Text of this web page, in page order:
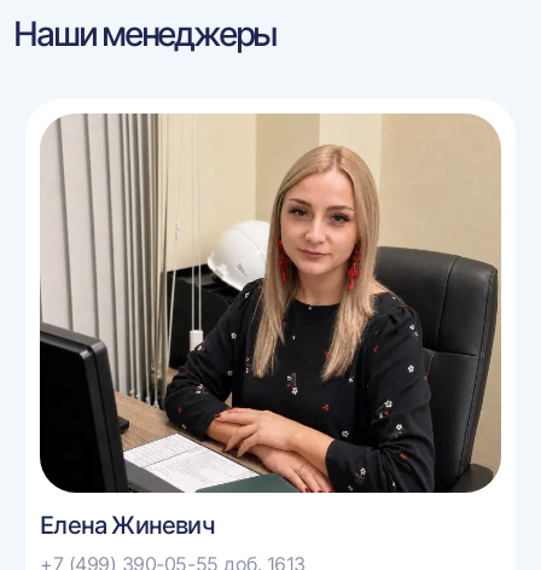
Наши менеджеры
Елена Жиневич
+7 (499) 390-05-55 доб. 1613